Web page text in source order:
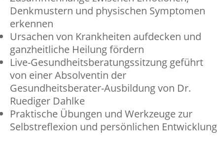
Denkmustern und physischen Symptomen
erkennen
Ursachen von Krankheiten aufdecken und
ganzheitliche Heilung fördern
Live-Gesundheitsberatungssitzung geführt
von einer Absolventin der
Gesundheitsberater-Ausbildung von Dr.
Ruediger Dahlke
Praktische Übungen und Werkzeuge zur
Selbstreflexion und persönlichen Entwicklung